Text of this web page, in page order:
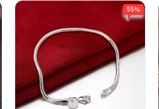
55%